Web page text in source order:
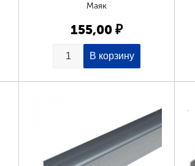
Маяк
155,00 ₽